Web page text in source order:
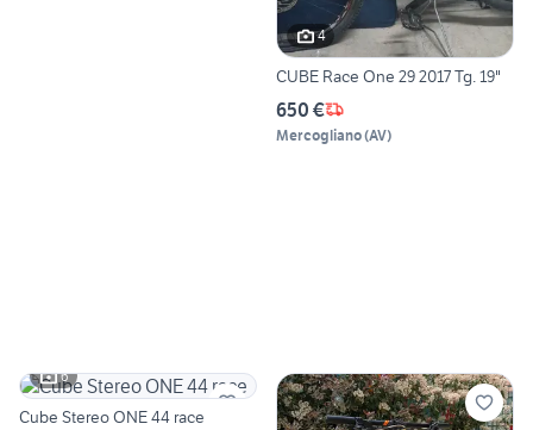
4
CUBE Race One 29 2017 Tg. 19"
650 €
Mercogliano(AV)
6
Cube Stereo ONE 44 race